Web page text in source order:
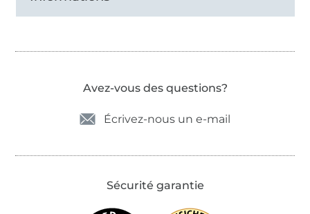
Avez-vous des questions?
Écrivez-nous un e-mail
Sécurité garantie